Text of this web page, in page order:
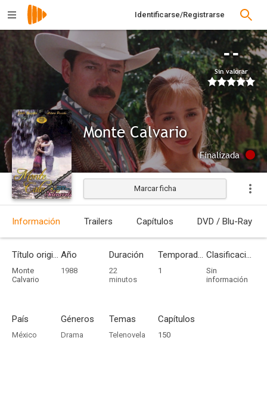
Identificarse/Registrarse
--
Sin valorar
Monte Calvario
Finalizada
Marcar ficha
Información Trailers Capítulos DVD / Blu-Ray
Título original
Monte
Calvario
Año
1988
Duración
22
minutos
Temporadas
1
Clasificación por edades
Sin
información
País
México
Géneros
Drama
Temas
Telenovela
Capítulos
150